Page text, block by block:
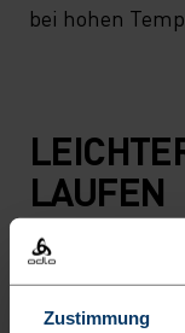
Zustimmung
bei hohen
LAUFEN
Schnell